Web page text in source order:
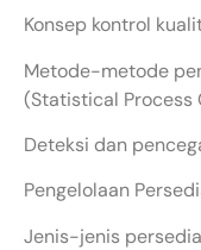
Konsep kontrol
Metode-metode
(Statistical Process
Deteksi dan
Pengelolaan
Jenis-jenis